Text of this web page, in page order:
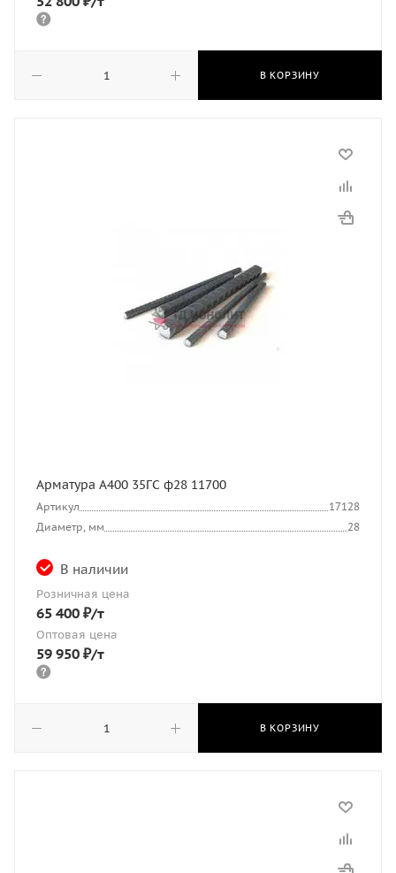
В КОРЗИНУ
Арматура А400 35ГС ф28 11700
Артикул
17128
Диаметр, мм
28
В наличии
Розничная цена
65 400 ₽/т
Оптовая цена
59 950 ₽/т
В КОРЗИНУ